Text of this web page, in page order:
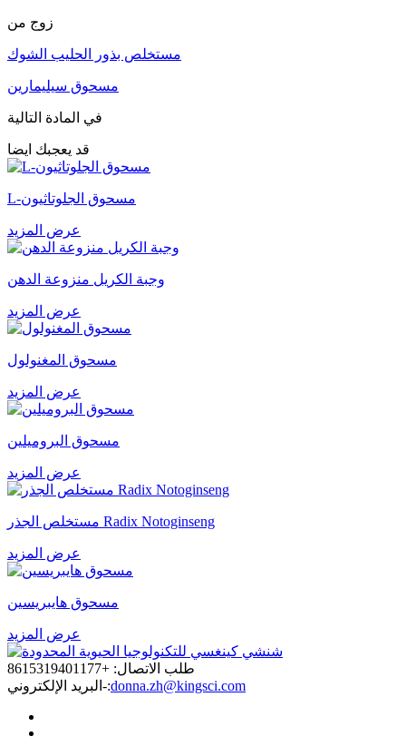
زوج من
مستخلص بذور الحليب الشوك
مسحوق سيليمارين
في المادة التالية
قد يعجبك ايضا
L-مسحوق الجلوتاثيون
عرض المزيد
وجبة الكريل منزوعة الدهن
عرض المزيد
مسحوق المغنولول
عرض المزيد
مسحوق البروميلين
عرض المزيد
مستخلص الجذر Radix Notoginseng
عرض المزيد
مسحوق هايبريسين
عرض المزيد
طلب الاتصال: +8615319401177
البريد الإلكتروني-:donna.zh@kingsci.com